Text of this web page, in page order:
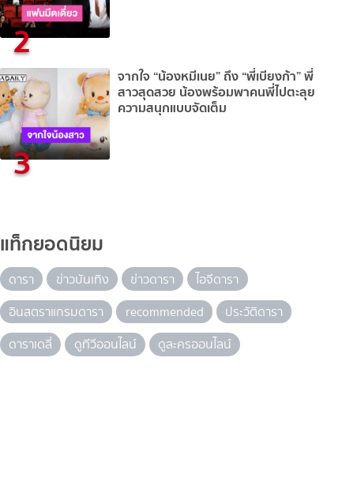
2
3
จากใจ “น้องหมีเนย” ถึง “พี่เบียงก้า” พี่
สาวสุดสวย น้องพร้อมพาคนพี่ไปตะลุย
ความสนุกแบบจัดเต็ม
แท็กยอดนิยม
ดารา ข่าวบันเทิง ข่าวดารา
ไอจีดารา
อินสตราแกรมดารา
recommended
ประวัติดารา
ดาราเดลี่
ดูทีวีออนไลน์ ดูละครออนไลน์